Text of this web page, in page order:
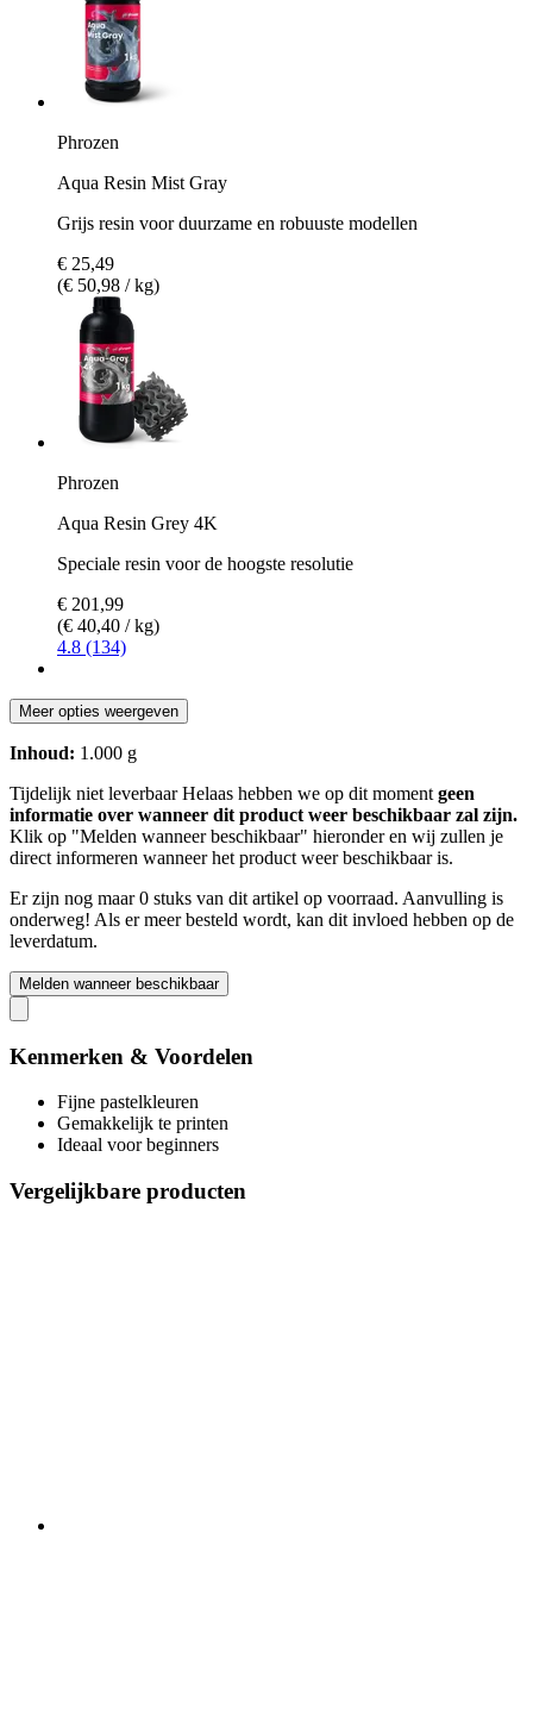
Phrozen
Aqua Resin Mist Gray
Grijs resin voor duurzame en robuuste modellen
€ 25,49
(€ 50,98 / kg)
Phrozen
Aqua Resin Grey 4K
Speciale resin voor de hoogste resolutie
€ 201,99
(€ 40,40 / kg)
4.8 (134)
Meer opties weergeven
Inhoud: 1.000 g
Tijdelijk niet leverbaarHelaas hebben we op dit moment geen
informatie over wanneer dit product weer beschikbaar zal zijn.
Klik op "Melden wanneer beschikbaar" hieronder en wij zullen je
direct informeren wanneer het product weer beschikbaar is.
Er zijn nog maar 0 stuks van dit artikel op voorraad. Aanvulling is
onderweg! Als er meer besteld wordt, kan dit invloed hebben op de
leverdatum.
Melden wanneer beschikbaar
Kenmerken & Voordelen
Fijne pastelkleuren
Gemakkelijk te printen
Ideaal voor beginners
Vergelijkbare producten